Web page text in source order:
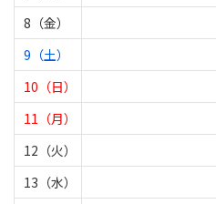
8（金）
9（土）
10（日）
11（月）
12（火）
13（水）